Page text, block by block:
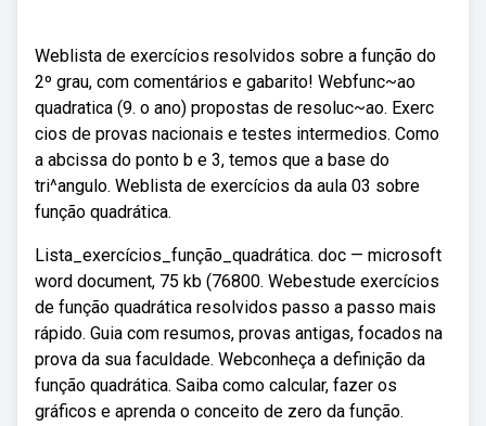
Weblista de exercícios resolvidos sobre a função do
2º grau, com comentários e gabarito! Webfunc~ao
quadratica (9. o ano) propostas de resoluc~ao. Exerc
cios de provas nacionais e testes intermedios. Como
a abcissa do ponto b e 3, temos que a base do
tri^angulo. Weblista de exercícios da aula 03 sobre
função quadrática.
Lista_exercícios_função_quadrática. doc — microsoft
word document, 75 kb (76800. Webestude exercícios
de função quadrática resolvidos passo a passo mais
rápido. Guia com resumos, provas antigas, focados na
prova da sua faculdade. Webconheça a definição da
função quadrática. Saiba como calcular, fazer os
gráficos e aprenda o conceito de zero da função.